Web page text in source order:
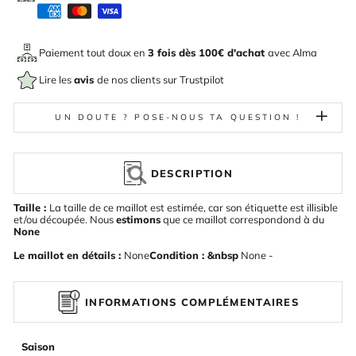
Paiement tout doux en 3 fois dès 100€ d'achat avecAlma
Lire lesavis de nos clients sur Trustpilot
UN DOUTE ? POSE-NOUS TA QUESTION !
DESCRIPTION
Taille : La taille de ce maillot est estimée, car son étiquette est illisible
et/ou découpée. Nousestimonsque ce maillot correspondond à du
None
Le maillot en détails : NoneCondition : &nbsp None -
INFORMATIONS COMPLÉMENTAIRES
Saison